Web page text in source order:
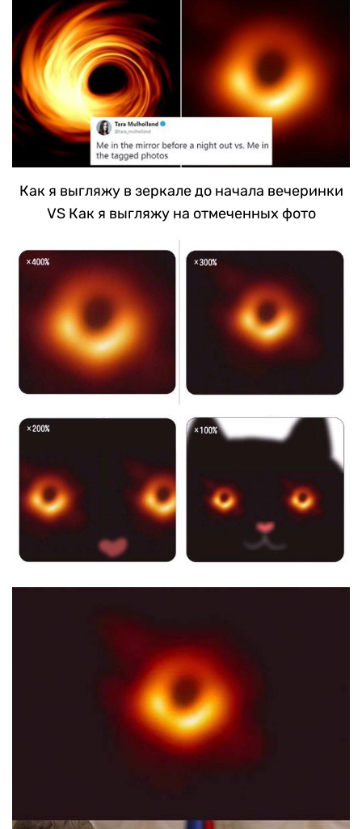
Как я выгляжу в зеркале до начала вечеринки
VS Как я выгляжу на отмеченных фото